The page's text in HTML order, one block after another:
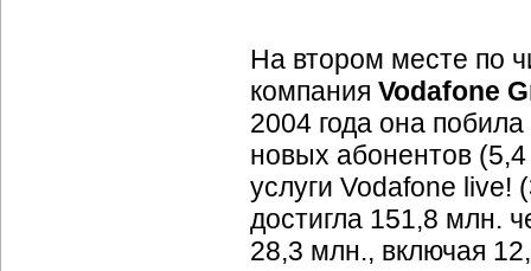
На втором месте по
компания Vodafone
2004 года она
новых абонентов
услуги Vodafone live!
достигла 151,8 млн.
28,3 млн., включая